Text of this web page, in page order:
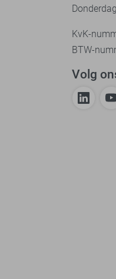
KvK-
BTW-
Volg